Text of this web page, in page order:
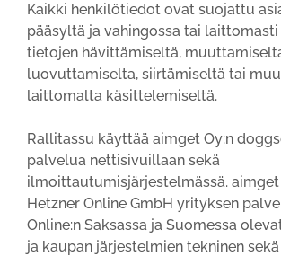
Kaikki henkilötiedot ovat suojattu
pääsyltä ja vahingossa tai
tietojen hävittämiseltä,
luovuttamiselta, siirtämiseltä tai
laittomalta käsittelemiseltä.
Rallitassu käyttää aimget Oy:n
palvelua nettisivuillaan sekä
ilmoittautumisjärjestelmässä.
Hetzner Online GmbH yrityksen
Online:n Saksassa ja Suomessa
ja kaupan järjestelmien tekninen